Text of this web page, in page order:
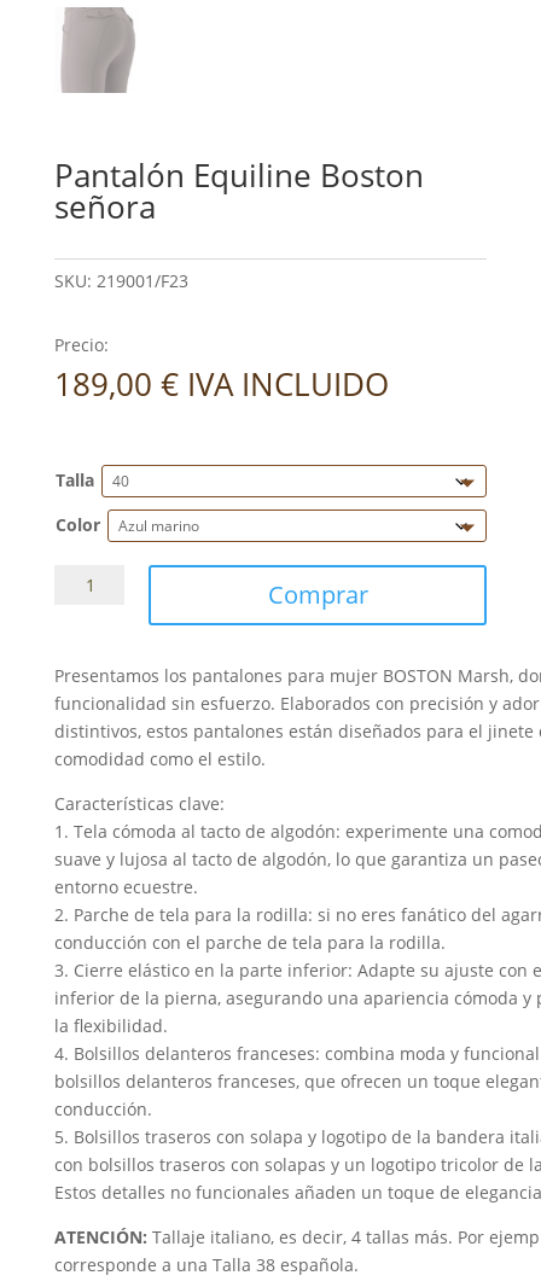
Pantalón Equiline Boston
señora
SKU: 219001/F23
Precio:
189,00 € IVA INCLUIDO
Talla
Color
Pantalón
cantidad
Comprar
Presentamos los pantalones para mujer BOSTON Marsh,
funcionalidad sin esfuerzo. Elaborados con precisión y
distintivos, estos pantalones están diseñados para el
comodidad como el estilo.
Características clave:
1. Tela cómoda al tacto de algodón: experimente una
suave y lujosa al tacto de algodón, lo que garantiza un
entorno ecuestre.
2. Parche de tela para la rodilla: si no eres fanático del
conducción con el parche de tela para la rodilla.
3. Cierre elástico en la parte inferior: Adapte su ajuste con
inferior de la pierna, asegurando una apariencia cómoda
la flexibilidad.
4. Bolsillos delanteros franceses: combina moda y
bolsillos delanteros franceses, que ofrecen un toque
conducción.
5. Bolsillos traseros con solapa y logotipo de la bandera
con bolsillos traseros con solapas y un logotipo tricolor de
Estos detalles no funcionales añaden un toque de
ATENCIÓN: Tallaje italiano, es decir, 4 tallas más. Por
corresponde a una Talla 38 española.